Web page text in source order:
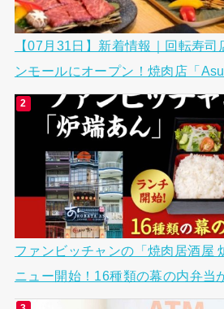
【07月31日】新着情報｜回転寿
ンモールにオープン！焼肉店「
ファンビッチャンの「焼肉居酒屋
ニュー開始！16種類の幕の内弁当